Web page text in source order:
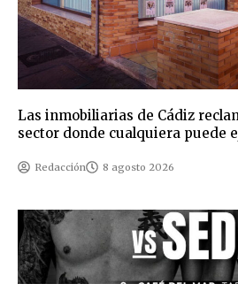
Las inmobiliarias de Cádiz
sector donde cualquiera puede
Redacción 8 agosto 2026